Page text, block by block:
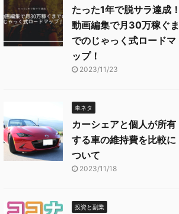
たった1年で脱サラ達成！
動画編集で月30万稼ぐま
でのじゃっく式ロードマ
ップ！
2023/11/23
車ネタ
カーシェアと個人が所有
する車の維持費を比較に
ついて
2023/11/18
投資と副業